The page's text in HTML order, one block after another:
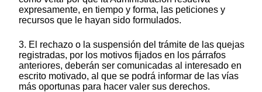
expresamente, en tiempo y forma, las peticiones y
recursos que le hayan sido formulados.
3. El rechazo o la suspensión del trámite de las quejas
registradas, por los motivos fijados en los párrafos
anteriores, deberán ser comunicadas al interesado en
escrito motivado, al que se podrá informar de las vías
más oportunas para hacer valer sus derechos.